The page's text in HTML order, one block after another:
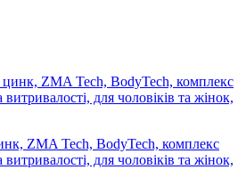
ZMA Tech, BodyTech, комплекс
для чоловіків та жінок,